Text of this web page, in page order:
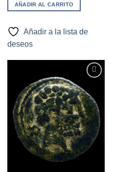
AÑADIR AL CARRITO
Añadir a la lista de
deseos
Añadir
a la
lista de
deseos